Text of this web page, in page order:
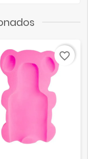
favorite_border